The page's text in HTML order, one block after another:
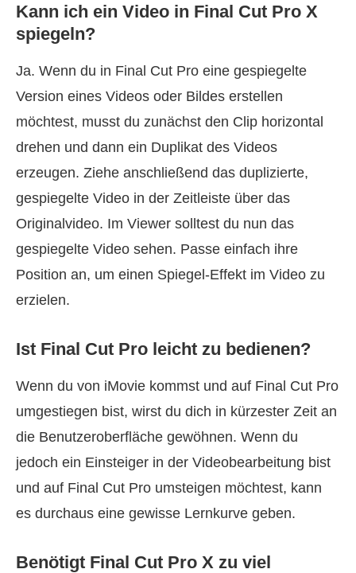
Kann ich ein Video in Final Cut Pro X
spiegeln?
Ja. Wenn du in Final Cut Pro eine gespiegelte
Version eines Videos oder Bildes erstellen
möchtest, musst du zunächst den Clip horizontal
drehen und dann ein Duplikat des Videos
erzeugen. Ziehe anschließend das duplizierte,
gespiegelte Video in der Zeitleiste über das
Originalvideo. Im Viewer solltest du nun das
gespiegelte Video sehen. Passe einfach ihre
Position an, um einen Spiegel-Effekt im Video zu
erzielen.
Ist Final Cut Pro leicht zu bedienen?
Wenn du von iMovie kommst und auf Final Cut Pro
umgestiegen bist, wirst du dich in kürzester Zeit an
die Benutzeroberfläche gewöhnen. Wenn du
jedoch ein Einsteiger in der Videobearbeitung bist
und auf Final Cut Pro umsteigen möchtest, kann
es durchaus eine gewisse Lernkurve geben.
Benötigt Final Cut Pro X zu viel